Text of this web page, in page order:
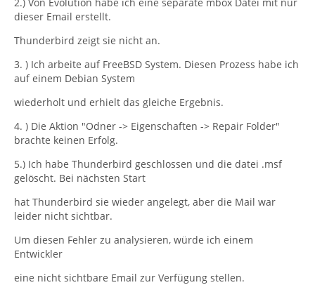
dieser Email erstellt.
Thunderbird zeigt sie nicht an.
3. ) Ich arbeite auf FreeBSD System. Diesen Prozess habe ich
auf einem Debian System
wiederholt und erhielt das gleiche Ergebnis.
4. ) Die Aktion "Odner -> Eigenschaften -> Repair Folder"
brachte keinen Erfolg.
5.) Ich habe Thunderbird geschlossen und die datei .msf
gelöscht. Bei nächsten Start
hat Thunderbird sie wieder angelegt, aber die Mail war
leider nicht sichtbar.
Um diesen Fehler zu analysieren, würde ich einem
Entwickler
eine nicht sichtbare Email zur Verfügung stellen.